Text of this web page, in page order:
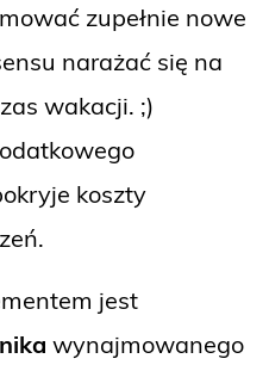
zupełnie nowe
narażać się na
wakacji. ;)
koszty
jest
wynajmowanego